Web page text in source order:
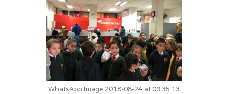
WhatsApp Image 2018-08-24 at 09.35.13